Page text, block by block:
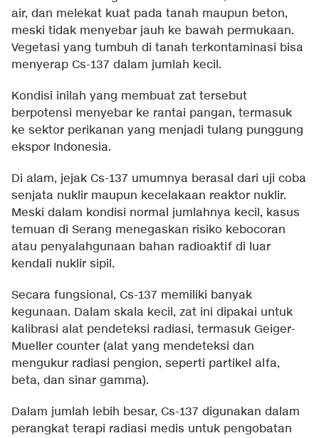
air, dan melekat kuat pada tanah maupun beton,
meski tidak menyebar jauh ke bawah permukaan.
Vegetasi yang tumbuh di tanah terkontaminasi bisa
menyerap Cs-137 dalam jumlah kecil.
Kondisi inilah yang membuat zat tersebut
berpotensi menyebar ke rantai pangan, termasuk
ke sektor perikanan yang menjadi tulang punggung
ekspor Indonesia.
Di alam, jejak Cs-137 umumnya berasal dari uji coba
senjata nuklir maupun kecelakaan reaktor nuklir.
Meski dalam kondisi normal jumlahnya kecil, kasus
temuan di Serang menegaskan risiko kebocoran
atau penyalahgunaan bahan radioaktif di luar
kendali nuklir sipil.
Secara fungsional, Cs-137 memiliki banyak
kegunaan. Dalam skala kecil, zat ini dipakai untuk
kalibrasi alat pendeteksi radiasi, termasuk Geiger-
Mueller counter (alat yang mendeteksi dan
mengukur radiasi pengion, seperti partikel alfa,
beta, dan sinar gamma).
Dalam jumlah lebih besar, Cs-137 digunakan dalam
perangkat terapi radiasi medis untuk pengobatan